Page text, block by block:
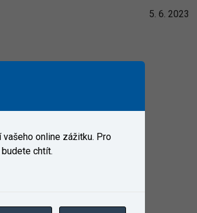
5. 6. 2023
online zážitku. Pro
chtít.